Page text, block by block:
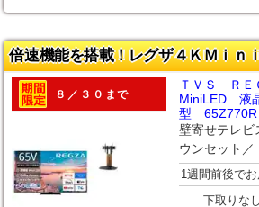
倍速機能を搭載！レグザ４ＫＭｉｎ
８／３０まで
ＴＶＳ Ｒ
MiniLED 液
型 65Z770R
壁寄せテレ
ウンセット／
1週間前後で
下取りな